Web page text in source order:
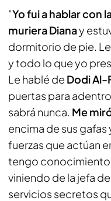
"Yo fui a hablar con
muriera Dianay
dormitorio de pie.
y todo lo que yo
Le hablé de Dodi Al-
puertas para
sabrá nunca. Me
encima de sus
fuerzas que actúan
tengo
viniendo de la jefa
servicios secretos